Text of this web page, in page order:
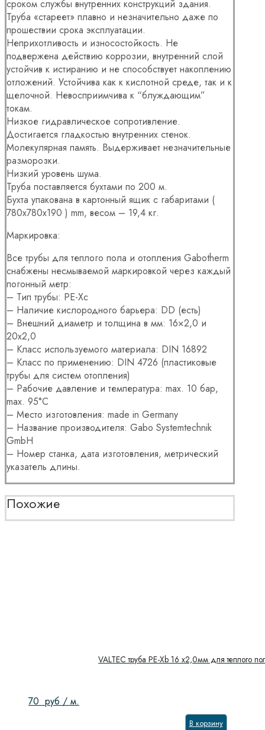
сроком службы внутренних конструкций здания.
Труба «стареет» плавно и незначительно даже по
прошествии срока эксплуатации.
Неприхотливость и износостойкость. Не
подвержена действию коррозии, внутренний слой
устойчив к истиранию и не способствует накоплению
отложений. Устойчива как к кислотной среде, так и к
щелочной. Невосприимчива к “блуждающим”
токам.
Низкое гидравлическое сопротивление.
Достигается гладкостью внутренних стенок.
Молекулярная память. Выдерживает незначительные
разморозки.
Низкий уровень шума.
Труба поставляется бухтами по 200 м.
Бухта упакована в картонный ящик с габаритами (
780х780х190 ) mm, весом – 19,4 кг.
Маркировка:
Все трубы для теплого пола и отопления Gabotherm
снабжены несмываемой маркировкой через каждый
погонный метр:
– Тип трубы: PE-Xc
– Наличие кислородного барьера: DD (есть)
– Внешний диаметр и толщина в мм: 16×2,0 и
20х2,0
– Класс используемого материала: DIN 16892
– Класс по применению: DIN 4726 (пластиковые
трубы для систем отопления)
– Рабочие давление и температура: max. 10 бар,
max. 95°С
– Место изготовления: made in Germany
– Название производителя: Gabo Systemtechnik
GmbH
– Номер станка, дата изготовления, метрический
указатель длины.
Похожие
VALTEC труба PE-Xb 16 х2,0мм для теплого
70 руб / м.
В корзину